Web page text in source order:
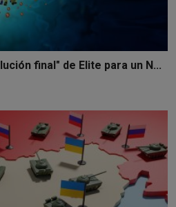
final" de Elite para un N...